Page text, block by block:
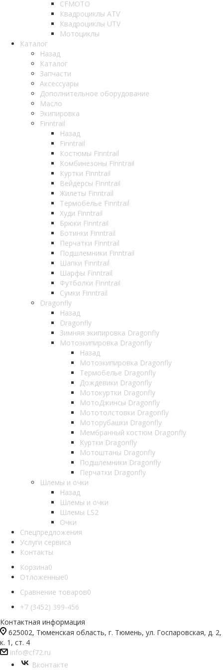
CFMOTO
Квадроциклы ATV
Квадроциклы UTV
Мотоциклы
Каталог
Назад
Каталог
Запчасти
Аксессуары
Дополнительное оборудование
Масло
Экипировка
Finntrail
Назад
Finntrail
Костюмы Finntrail
Комбинезоны Finntrail
Куртки Finntrail
Вейдерсы Finntrail
Жилеты Finntrail
Термобелье Finntrail
Худи Finntrail
Брюки Finntrail
Ботинки Finntrail
Перчатки Finntrail
Подшлемники Finntrail
Шапки Finntrail
Шарфы Finntrail
Футболки Finntrail
Сумки Finntrail
Dragonfly
Назад
Dragonfly
Зимняя экипировка Dragonfly
Мотоэкипировка Dragonfly
Назад
Мотоэкипировка Dragonfly
Термобелье Dragonfly
Дождевики Dragonfly
Мотокуртки Dragonfly
МотоДжинсы Dragonfly
Мототолстовки Dragonfly
Моторубашки Dragonfly
Мембранный костюм Dragonfly
Куртки Dragonfly
Мотоштаны Dragonfly
Подшлемники Dragonfly
Перчатки Dragonfly
Шлемы и очки
Назад
Шлемы и очки
Шлемы LS2
Очки
Спецпредложения
Услуги сервиса
Контакты
Корзина0
Отложенные0
Сравнение товаров0
+7 (3452) 399-456
Контактная информация
625002, Тюменская область, г. Тюмень, ул. Госпаровская, д. 2,
к. 1, ст. 4
info@cf72.ru
Вконтакте